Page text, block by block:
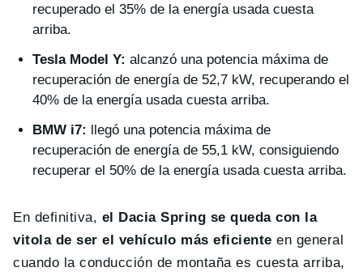
recuperado el 35% de la energía usada cuesta
arriba.
Tesla Model Y: alcanzó una potencia máxima de
recuperación de energía de 52,7 kW, recuperando el
40% de la energía usada cuesta arriba.
BMW i7: llegó una potencia máxima de
recuperación de energía de 55,1 kW, consiguiendo
recuperar el 50% de la energía usada cuesta arriba.
En definitiva, el Dacia Spring se queda con la
vitola de ser el vehículo más eficiente en general
cuando la conducción de montaña es cuesta arriba,